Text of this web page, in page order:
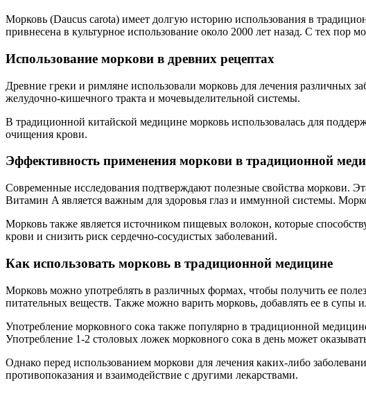
Морковь (Daucus carota) имеет долгую историю использования в
привнесена в культурное использование около 2000 лет назад. С тех
Использование моркови в древних рецептах
Древние греки и римляне использовали морковь для лечения различных
желудочно-кишечного тракта и мочевыделительной системы.
В традиционной китайской медицине морковь использовалась для
очищения крови.
Эффективность применения моркови в традиционной
Современные исследования подтверждают полезные свойства моркови.
Витамин A является важным для здоровья глаз и иммунной системы.
Морковь также является источником пищевых волокон, которые
крови и снизить риск сердечно-сосудистых заболеваний.
Как использовать морковь в традиционной медицине
Морковь можно употреблять в различных формах, чтобы получить ее
питательных веществ. Также можно варить морковь, добавлять ее в супы
Употребление морковного сока также популярно в традиционной
Употребление 1-2 столовых ложек морковного сока в день может
Однако перед использованием моркови для лечения каких-либо
противопоказания и взаимодействие с другими лекарствами.